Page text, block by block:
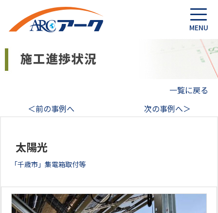
一覧に戻る
＜前の事例へ
次の事例へ＞
太陽光
「千歳市」集電箱取付等